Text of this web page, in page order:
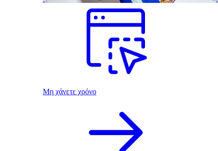
Μη χάνετε χρόνο